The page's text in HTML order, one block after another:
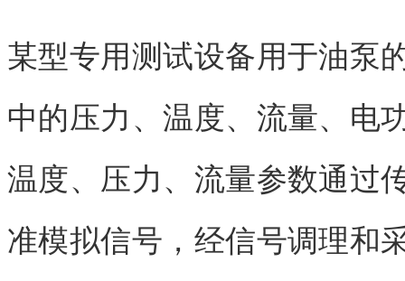
某型专用测试设备用于油泵
中的压力、温度、流量、电
温度、压力、流量参数通过
准模拟信号，经信号调理和